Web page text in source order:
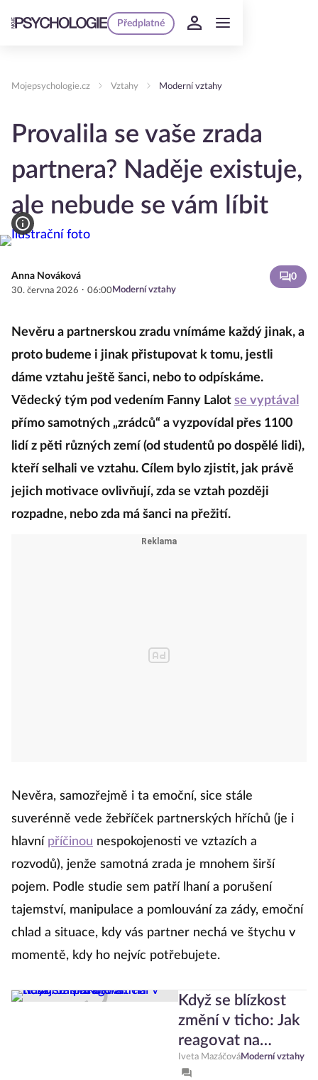
Předplatné
Mojepsychologie.cz Vztahy Moderní vztahy
Provalila se vaše zrada
partnera? Naděje existuje,
ale nebude se vám líbit
Anna Nováková
30. června 2026 · 06:00Moderní vztahy
0
Nevěru a partnerskou zradu vnímáme každý jinak, a
proto budeme i jinak přistupovat k tomu, jestli
dáme vztahu ještě šanci, nebo to odpískáme.
Vědecký tým pod vedením Fanny Lalot se vyptával
přímo samotných „zrádců“ a vyzpovídal přes 1100
lidí z pěti různých zemí (od studentů po dospělé lidi),
kteří selhali ve vztahu. Cílem bylo zjistit, jak právě
jejich motivace ovlivňují, zda se vztah později
rozpadne, nebo zda má šanci na přežití.
Nevěra, samozřejmě i ta emoční, sice stále
suverénně vede žebříček partnerských hříchů (je i
hlavní příčinou nespokojenosti ve vztazích a
rozvodů), jenže samotná zrada je mnohem širší
pojem. Podle studie sem patří lhaní a porušení
tajemství, manipulace a pomlouvání za zády, emoční
chlad a situace, kdy vás partner nechá ve štychu v
momentě, kdy ho nejvíc potřebujete.
Když se blízkost
změní v ticho: Jak
reagovat na
nezájem partnera?
Iveta MazáčováModerní vztahy